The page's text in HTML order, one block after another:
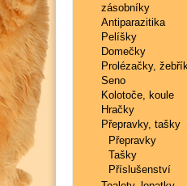
zásobníky
Antiparazitika
Pelíšky
Domečky
Prolézačky,
Seno
Kolotoče, koule
Hračky
Přepravky, tašky
Přepravky
Tašky
Příslušenství